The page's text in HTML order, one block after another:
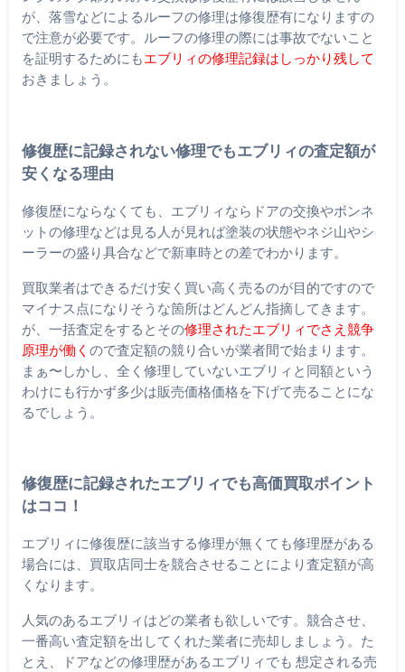
が、落雪などによるルーフの修理は修復歴有になりますの
で注意が必要です。ルーフの修理の際には事故でないこと
を証明するためにもエブリィの修理記録はしっかり残して
おきましょう。
修復歴に記録されない修理でもエブリィの査定額が
安くなる理由
修復歴にならなくても、エブリィならドアの交換やボンネ
ットの修理などは見る人が見れば塗装の状態やネジ山やシ
ーラーの盛り具合などで新車時との差でわかります。
買取業者はできるだけ安く買い高く売るのが目的ですので
マイナス点になりそうな箇所はどんどん指摘してきます。
が、一括査定をするとその修理されたエブリィでさえ競争
原理が働く ので査定額の競り合いが業者間で始まります。
まぁ〜しかし、全く修理していないエブリィと同額という
わけにも行かず多少は販売価格価格を下げて売ることにな
るでしょう。
修復歴に記録されたエブリィでも高価買取ポイント
はココ！
エブリィに修復歴に該当する修理が無くても修理歴がある
場合には、買取店同士を競合させることにより査定額が高
くなります。
人気のあるエブリィはどの業者も欲しいです。競合させ、
一番高い査定額を出してくれた業者に売却しましょう。た
とえ、ドアなどの修理歴があるエブリィでも 想定される売